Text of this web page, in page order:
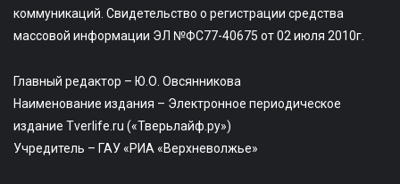
коммуникаций. Свидетельство о регистрации средства
массовой информации ЭЛ №ФС77-40675 от 02 июля 2010г.
Главный редактор – Ю.О. Овсянникова
Наименование издания – Электронное периодическое
издание Tverlife.ru («Тверьлайф.ру»)
Учредитель – ГАУ «РИА «Верхневолжье»